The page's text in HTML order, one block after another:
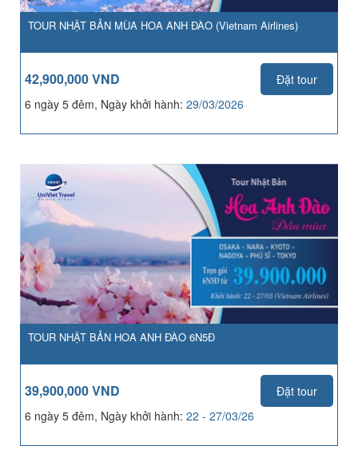
TOUR NHẬT BẢN MÙA HOA ANH ĐÀO (Vietnam Airlines)
42,900,000 VND
Đặt tour
6 ngày 5 đêm, Ngày khởi hành: 29/03/2026
TOUR NHẬT BẢN HOA ANH ĐÀO 6N5Đ
39,900,000 VND
Đặt tour
6 ngày 5 đêm, Ngày khởi hành: 22 - 27/03/26